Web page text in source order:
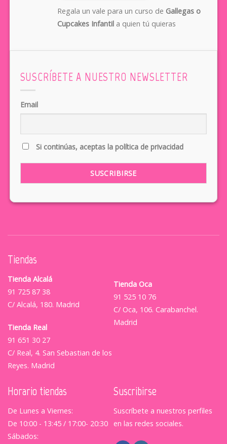
Regala un vale para un curso de Gallegas o
Cupcakes Infantila quien tú quieras
SUSCRÍBETE A NUESTRO NEWSLETTER
Email
Si continúas, aceptas la política de privacidad
Tiendas
Tienda Alcalá
91 725 87 38
C/ Alcalá, 180. Madrid
Tienda Real
91 651 30 27
C/ Real, 4. San Sebastian de los
Reyes. Madrid
Tienda Oca
91 525 10 76
C/ Oca, 106. Carabanchel.
Madrid
Horario tiendas
De Lunes a Viernes:
De 10:00 - 13:45 / 17:00- 20:30
Sábados:
Suscribirse
Suscríbete a nuestros perfiles
en las redes sociales.